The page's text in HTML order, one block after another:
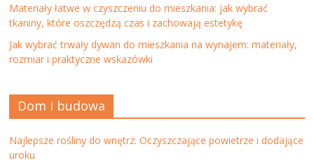
Materiały łatwe w czyszczeniu do mieszkania: jak wybrać
tkaniny, które oszczędzą czas i zachowają estetykę
Jak wybrać trwały dywan do mieszkania na wynajem: materiały,
rozmiar i praktyczne wskazówki
Dom i budowa
Najlepsze rośliny do wnętrz: Oczyszczające powietrze i dodające
uroku